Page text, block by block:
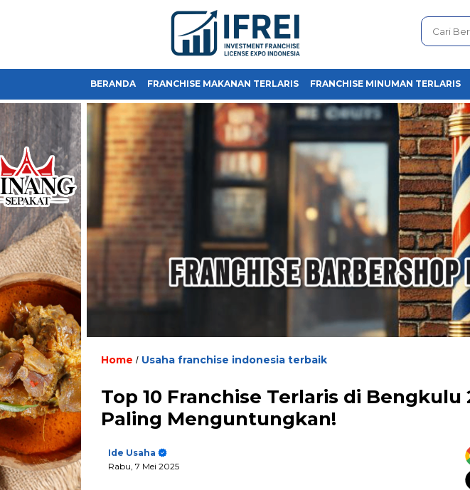
BERANDA FRANCHISE MAKANAN TERLARIS FRANCHISE MINUMAN TERLARIS
Home / Usaha franchise indonesia terbaik
Top 10 Franchise Terlaris di Bengkulu
Paling Menguntungkan!
Ide Usaha
Rabu, 7 Mei 2025